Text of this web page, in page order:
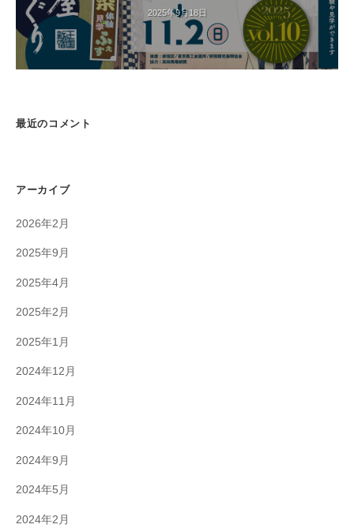
2025年9月18日
最近のコメント
アーカイブ
2026年2月
2025年9月
2025年4月
2025年2月
2025年1月
2024年12月
2024年11月
2024年10月
2024年9月
2024年5月
2024年2月